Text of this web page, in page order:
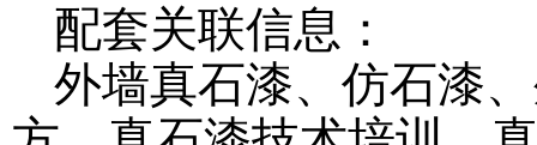
配套关联信息：
外墙真石漆、仿石漆